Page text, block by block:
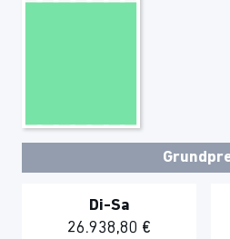
Di-Sa
26.938,80 €